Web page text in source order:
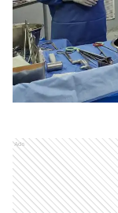
Ads